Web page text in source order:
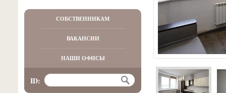
СОБСТВЕННИКАМ
ВАКАНСИИ
НАШИ ОФИСЫ
ID: